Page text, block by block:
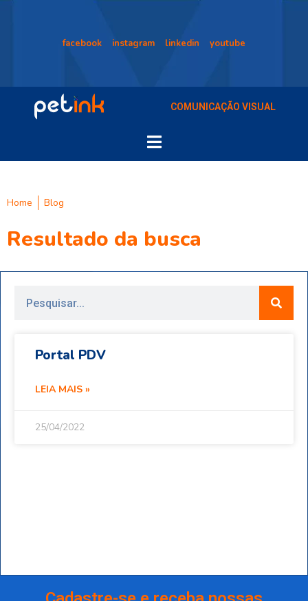
facebook instagram linkedin youtube
COMUNICAÇÃO VISUAL
Home Blog
Resultado da busca
Portal PDV
LEIA MAIS »
25/04/2022